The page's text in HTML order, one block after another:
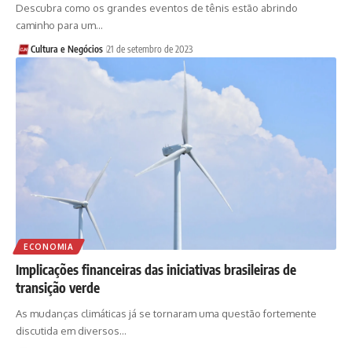
Descubra como os grandes eventos de tênis estão abrindo
caminho para um…
Cultura e Negócios 21 de setembro de 2023
ECONOMIA
Implicações financeiras das iniciativas brasileiras de
transição verde
As mudanças climáticas já se tornaram uma questão fortemente
discutida em diversos…